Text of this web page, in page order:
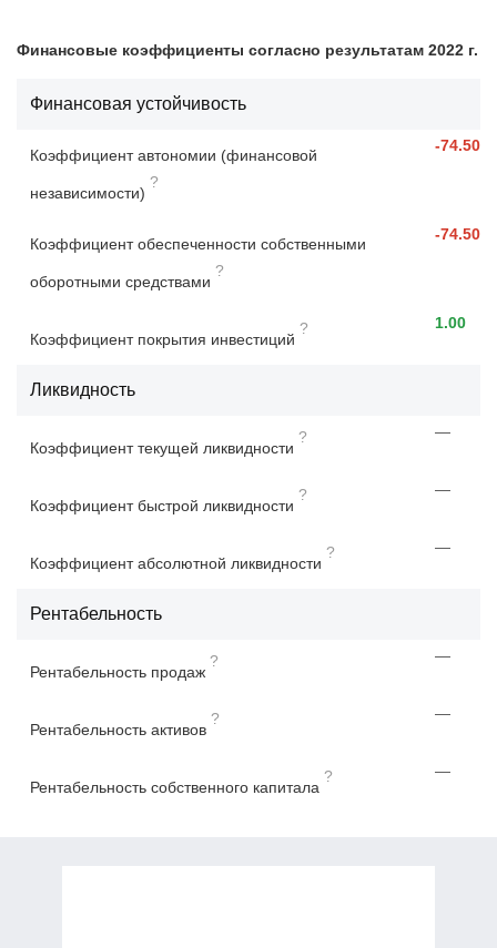
Финансовые коэффициенты согласно результатам 2022 г.
Финансовая устойчивость
Коэффициент автономии (финансовой
независимости)
?
-74.50
Коэффициент обеспеченности собственными
оборотными средствами
?
-74.50
Коэффициент покрытия инвестиций
? 1.00
Ликвидность
Коэффициент текущей ликвидности
? —
Коэффициент быстрой ликвидности
? —
Коэффициент абсолютной ликвидности
? —
Рентабельность
Рентабельность продаж
? —
Рентабельность активов
? —
Рентабельность собственного капитала
? —